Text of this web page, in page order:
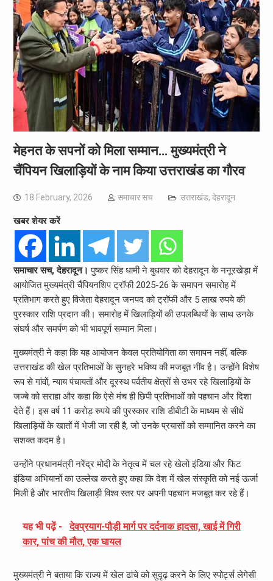
मेहनत के सपनों को मिला सम्मान… मुख्यमंत्री ने
चैंपियन खिलाड़ियों के नाम किया उत्तराखंड का गौरव
18 February, 2026 समाचार सच उत्तराखंड, देहरादून
खबर शेयर करें
समाचार सच, देहरादून। पुष्कर सिंह धामी ने बुधवार को देहरादून के ननूरखेड़ा में
आयोजित मुख्यमंत्री चैंपियनशिप ट्रॉफी 2025-26 के समापन समारोह में
प्रतिभाग करते हुए विजेता देहरादून जनपद को ट्रॉफी और 5 लाख रुपये की
पुरस्कार राशि प्रदान की। समारोह में खिलाड़ियों की उपलब्धियों के साथ उनके
संघर्ष और समर्पण को भी भावपूर्ण सम्मान मिला।
मुख्यमंत्री ने कहा कि यह आयोजन केवल प्रतियोगिता का समापन नहीं, बल्कि
उत्तराखंड की खेल प्रतिभाओं के सुनहरे भविष्य की मजबूत नींव है। उन्होंने विशेष
रूप से गांवों, न्याय पंचायतों और दूरस्थ पर्वतीय क्षेत्रों से उभर रहे खिलाड़ियों के
जज्बे को सराहा और कहा कि ऐसे मंच ही छिपी प्रतिभाओं को पहचान और दिशा
देते हैं। इस वर्ष 11 करोड़ रुपये की पुरस्कार राशि डीबीटी के माध्यम से सीधे
खिलाड़ियों के खातों में भेजी जा रही है, जो उनके प्रयासों को सम्मानित करने का
सशक्त कदम है।
उन्होंने प्रधानमंत्री नरेंद्र मोदी के नेतृत्व में चल रहे खेलो इंडिया और फिट
इंडिया अभियानों का उल्लेख करते हुए कहा कि देश में खेल संस्कृति को नई ऊर्जा
मिली है और भारतीय खिलाड़ी विश्व स्तर पर अपनी पहचान मजबूत कर रहे हैं।
यह भी पढ़ें -
देवप्रयाग-पौड़ी मार्ग पर दर्दनाक हादसा, खाई में गिरी
कार, पांच की मौत, एक घायल
मुख्यमंत्री ने बताया कि राज्य में खेल ढांचे को सुदृढ़ करने के लिए स्पोर्ट्स लेगेसी